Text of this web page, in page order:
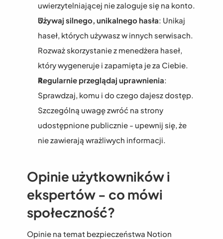
uwierzytelniającej nie zaloguje się na konto.
Używaj silnego, unikalnego hasła: Unikaj
haseł, których używasz w innych serwisach.
Rozważ skorzystanie z menedżera haseł,
który wygeneruje i zapamięta je za Ciebie.
Regularnie przeglądaj uprawnienia:
Sprawdzaj, komu i do czego dajesz dostęp.
Szczególną uwagę zwróć na strony
udostępnione publicznie - upewnij się, że
nie zawierają wrażliwych informacji.
Opinie użytkowników i
ekspertów - co mówi
społeczność?
Opinie na temat bezpieczeństwa Notion